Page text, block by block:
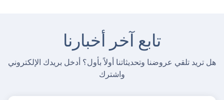
تابع آخر أخبارنا
هل تريد تلقي عروضنا وتحديثاتنا أولاً بأول؟ أدخل بريدك الإلكتروني
واشترك